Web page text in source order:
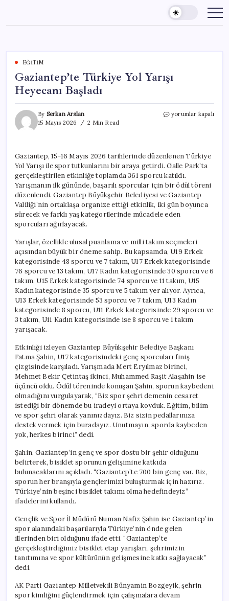
content
EĞITIM
Gaziantep’te Türkiye Yol Yarışı
Heyecanı Başladı
By Serkan Arslan
15 Mayıs 2026
2 Min Read
Gaziantep’te
Başladı
için
yorumlar kapalı
Gaziantep, 15-16 Mayıs 2026 tarihlerinde düzenlenen Türkiye
Yol Yarışı ile spor tutkunlarını bir araya getirdi. Galle Park’ta
gerçekleştirilen etkinliğe toplamda 361 sporcu katıldı.
Yarışmanın ilk gününde, başarılı sporcular için bir ödül töreni
düzenlendi. Gaziantep Büyükşehir Belediyesi ve Gaziantep
Valiliği’nin ortaklaşa organize ettiği etkinlik, iki gün boyunca
sürecek ve farklı yaş kategorilerinde mücadele eden
sporcuları ağırlayacak.
Yarışlar, özellikle ulusal puanlama ve milli takım seçmeleri
açısından büyük bir öneme sahip. Bu kapsamda, U19 Erkek
kategorisinde 48 sporcu ve 7 takım, U17 Erkek kategorisinde
76 sporcu ve 13 takım, U17 Kadın kategorisinde 30 sporcu ve 6
takım, U15 Erkek kategorisinde 74 sporcu ve 11 takım, U15
Kadın kategorisinde 35 sporcu ve 5 takım yer alıyor. Ayrıca,
U13 Erkek kategorisinde 53 sporcu ve 7 takım, U13 Kadın
kategorisinde 8 sporcu, U11 Erkek kategorisinde 29 sporcu ve
3 takım, U11 Kadın kategorisinde ise 8 sporcu ve 1 takım
yarışacak.
Etkinliği izleyen Gaziantep Büyükşehir Belediye Başkanı
Fatma Şahin, U17 kategorisindeki genç sporcuları finiş
çizgisinde karşıladı. Yarışmada Mert Eryılmaz birinci,
Mehmet Bekir Çetintaş ikinci, Muhammed Raşit Alaşahin ise
üçüncü oldu. Ödül töreninde konuşan Şahin, sporun kaybedeni
olmadığını vurgulayarak, “Biz spor şehri demenin cesaret
istediği bir dönemde bu iradeyi ortaya koyduk. Eğitim, bilim
ve spor şehri olarak yanınızdayız. Biz sizin pedallarınıza
destek vermek için buradayız. Unutmayın, sporda kaybeden
yok, herkes birinci” dedi.
Şahin, Gaziantep’in genç ve spor dostu bir şehir olduğunu
belirterek, bisiklet sporunun gelişimine katkıda
bulunacaklarını açıkladı. “Gaziantep’te 700 bin genç var. Biz,
sporun her branşıyla gençlerimizi buluşturmak için hazırız.
Türkiye’nin beşinci bisiklet takımı olma hedefindeyiz”
ifadelerini kullandı.
Gençlik ve Spor İl Müdürü Numan Nafiz Şahin ise Gaziantep’in
spor alanındaki başarılarıyla Türkiye’nin önde gelen
illerinden biri olduğunu ifade etti. “Gaziantep’te
gerçekleştirdiğimiz bisiklet etap yarışları, şehrimizin
tanıtımına ve spor kültürünün gelişmesine katkı sağlayacak”
dedi.
AK Parti Gaziantep Milletvekili Bünyamin Bozgeyik, şehrin
spor kimliğini güçlendirmek için çalışmalara devam